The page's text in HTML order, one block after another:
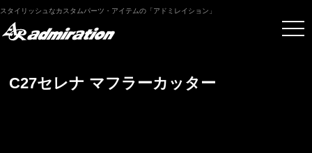
スタイリッシュなカスタムパーツ・アイテムの「アドミレイション」
C27セレナ マフラーカッター